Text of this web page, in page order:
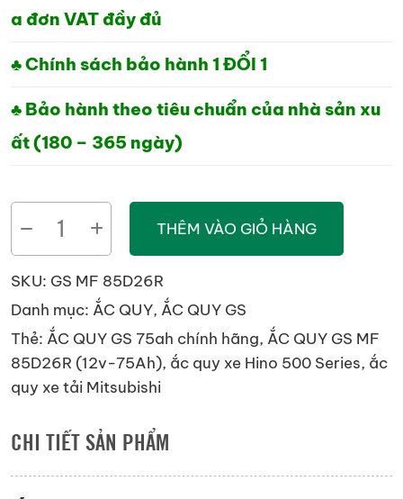
a đơn VAT đầy đủ
♣ Chính sách bảo hành 1 ĐỔI 1
♣ Bảo hành theo tiêu chuẩn của nhà sản xu
ất (180 – 365 ngày)
MF
85D26R
(12V-
75AH)
số
lượng
THÊM VÀO GIỎ HÀNG
SKU: GS MF 85D26R
Danh mục: ẮC QUY, ẮC QUY GS
Thẻ: ẮC QUY GS 75ah chính hãng, ẮC QUY GS MF
85D26R (12v-75Ah), ắc quy xe Hino 500 Series, ắc
quy xe tải Mitsubishi
CHI TIẾT SẢN PHẨM